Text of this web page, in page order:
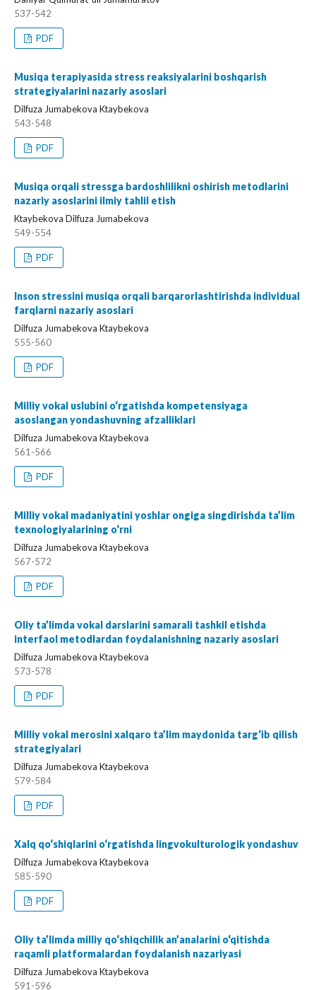
537-542
PDF
Musiqa terapiyasida stress reaksiyalarini boshqarish
strategiyalarini nazariy asoslari
Dilfuza Jumabekova Ktaybekova
543-548
PDF
Musiqa orqali stressga bardoshlilikni oshirish metodlarini
nazariy asoslarini ilmiy tahlil etish
Ktaybekova Dilfuza Jumabekova
549-554
PDF
Inson stressini musiqa orqali barqarorlashtirishda individual
farqlarni nazariy asoslari
Dilfuza Jumabekova Ktaybekova
555-560
PDF
Milliy vokal uslubini o‘rgatishda kompetensiyaga
asoslangan yondashuvning afzalliklari
Dilfuza Jumabekova Ktaybekova
561-566
PDF
Milliy vokal madaniyatini yoshlar ongiga singdirishda ta’lim
texnologiyalarining o‘rni
Dilfuza Jumabekova Ktaybekova
567-572
PDF
Oliy ta’limda vokal darslarini samarali tashkil etishda
interfaol metodlardan foydalanishning nazariy asoslari
Dilfuza Jumabekova Ktaybekova
573-578
PDF
Milliy vokal merosini xalqaro ta’lim maydonida targ‘ib qilish
strategiyalari
Dilfuza Jumabekova Ktaybekova
579-584
PDF
Xalq qo‘shiqlarini o‘rgatishda lingvokulturologik yondashuv
Dilfuza Jumabekova Ktaybekova
585-590
PDF
Oliy ta’limda milliy qo‘shiqchilik an’analarini o‘qitishda
raqamli platformalardan foydalanish nazariyasi
Dilfuza Jumabekova Ktaybekova
591-596